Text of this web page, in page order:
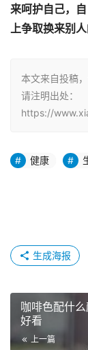
来呵护自己，
上争取换来别
本文来自投稿
请注明出处：
https://
健康
生成海报
咖啡色配什
好看
上一篇